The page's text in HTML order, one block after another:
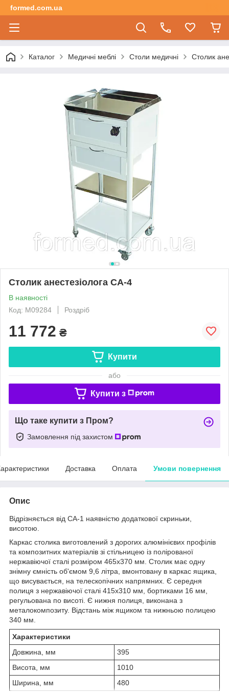
formed.com.ua
Каталог Медичні меблі Столи медичні Столик
Столик анестезіолога СА-4
В наявності
Код: M09284
Роздріб
11 772 ₴
Купити
або
Купити з
Що таке купити з Пром?
Замовлення під захистом
Доставка Оплата Умови повернення
Опис
Відрізняється від СА-1 наявністю додаткової скриньки,
висотою.
Каркас столика виготовлений з дорогих алюмінієвих профілів
та композитних матеріалів зі стільницею із полірованої
нержавіючої сталі розміром 465х370 мм. Столик має одну
знімну ємність об'ємом 9,6 літра, вмонтовану в каркас ящика,
що висувається, на телескопічних напрямних. Є середня
полиця з нержавіючої сталі 415х310 мм, бортиками 16 мм,
регульована по висоті. Є нижня полиця, виконана з
металокомпозиту. Відстань між ящиком та нижньою полицею
340 мм.
Характеристики
Довжина, мм
395
Висота, мм
1010
Ширина, мм
480